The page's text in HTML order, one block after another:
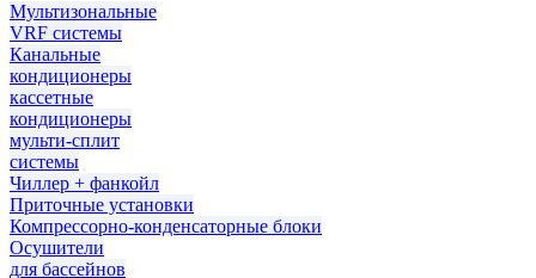
Мультизональные
VRF системы
Канальные
кондиционеры
кассетные
кондиционеры
мульти-сплит
системы
Чиллер + фанкойл
Приточные установки
Компрессорно-конденсаторные блоки
Осушители
для бассейнов